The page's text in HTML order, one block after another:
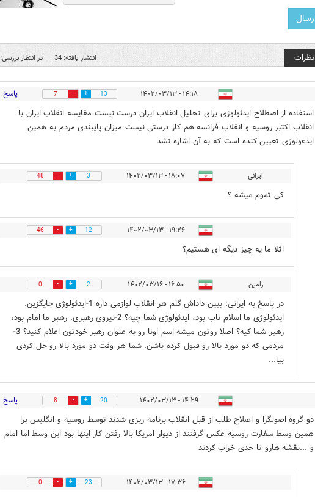
نظرات انتشار یافته: 34 در انتظار بررسی: 0
۱۴:۱۸ - ۱۴۰۲/۰۳/۱۳ 13
7 پاسخ
استفاده از اصطلاح ایدئولوژی برای تحلیل انقلاب ایران درست نیست مقایسه انقلاب ایران با
انقلاب اکتبر روسیه و انقلاب فرانسه هم کار درستی نیست میزان پایبندی مردم به همین
ایدءولوژی تعیین کنده است که به آن اشاره نشد
ایرانی ۱۸:۰۷ - ۱۴۰۲/۰۳/۱۳ 3
48
کی تموم میشه ؟
۱۹:۲۶ - ۱۴۰۲/۰۳/۱۳ 12
46
اثلا ما یه چیز دیگه ای هستیم؟
رامین ۱۶:۵۰ - ۱۴۰۲/۰۳/۱۶ 2
0
در پاسخ به ایرانی: ببین داداش گلم هر انقلاب لوازمی داره 1-ایدئولوژی جایگزین.
ایدئولوژی ما اسلام ناب بود، ایدئولوژی شما چیه؟ 2-نیروی رهبری. رهبر ما امام بود،
رهبر شما کیه؟ اصلا روتون میشه اسم اونا رو به عنوان رهبر خودتون اعلام کنید؟ 3-
مردمی که دو مورد بالا رو قبول کرده باشن. شما هر وقت دو مورد بالا رو حل کردی
بیا...
۱۴:۲۹ - ۱۴۰۲/۰۳/۱۳ 20
8 پاسخ
دو گروه اصولگرا و اصلاح طلب از قبل انقلاب برنامه ریزی شدند توسط روسیه و انگلیس برا
همین وسط سفارت روسیه عکس گرفتند از دیوار امریکا بالا رفتن کار اینها بود این وسط اما امام
و ...نقشه هارو تا حدی خراب کردند
۱۷:۳۶ - ۱۴۰۲/۰۳/۱۳ 23
0